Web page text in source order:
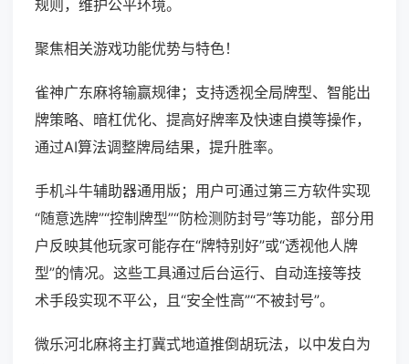
规则，维护公平环境。
聚焦相关游戏功能优势与特色！
雀神广东麻将输赢规律；支持透视全局牌型、智能出
牌策略、暗杠优化、提高好牌率及快速自摸等操作，
通过AI算法调整牌局结果，提升胜率。
手机斗牛辅助器通用版；用户可通过第三方软件实现
“随意选牌”“控制牌型”“防检测防封号”等功能，部分用
户反映其他玩家可能存在“牌特别好”或“透视他人牌
型”的情况。这些工具通过后台运行、自动连接等技
术手段实现不平公，且“安全性高”“不被封号”。
微乐河北麻将主打冀式地道推倒胡玩法，以中发白为